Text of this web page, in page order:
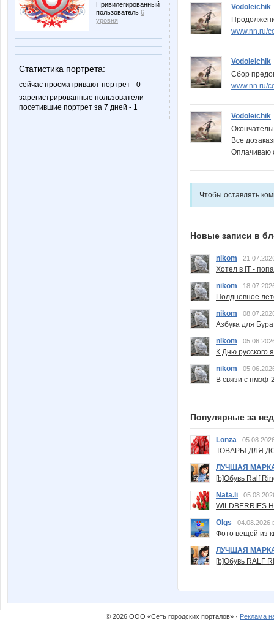
Привилегированный
пользователь 6
уровня
Статистика портрета:
сейчас просматривают портрет - 0
зарегистрированные пользователи
посетившие портрет за 7 дней - 1
Vodoleichik
www.nn.ru/
Vodoleichik
Сбор
www.nn.ru/
Vodoleichik
Все
Оплачиваю
Чтобы оставлять
Новые записи в
nikom
Хотел в IT -
nikom
Полдневное
nikom
Азбука для
nikom
К Дню русского
nikom
В связи с пмэф-
Популярные за
Lonza
ТОВАРЫ ДЛЯ
ЛУЧШАЯ
[b]Обувь Ralf
Nata.li
Olgs
04.08.2026
Фото вещей из
ЛУЧШАЯ
[b]Обувь RALF
© 2026 ООО «Сеть городских порталов» · Реклама